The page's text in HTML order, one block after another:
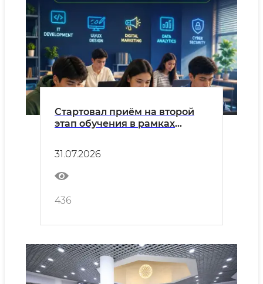
Стартовал приём на второй
этап обучения в рамках
31.07.2026
436